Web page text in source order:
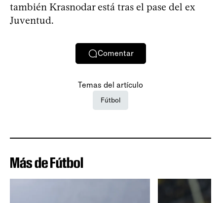
también Krasnodar está tras el pase del ex
Juventud.
Comentar
Temas del artículo
Fútbol
Más de Fútbol